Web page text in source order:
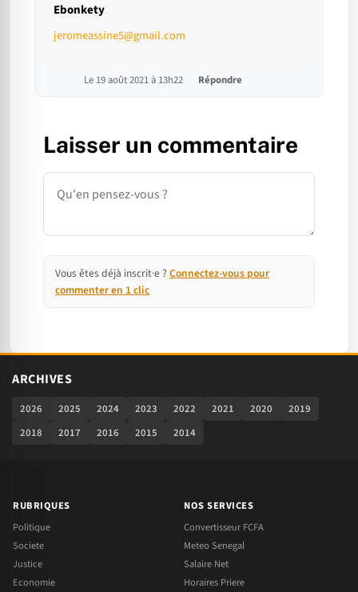
Ebonkety
jeromeassine5@gmail.com
Le 19 août 2021 à 13h22 Répondre
Laisser un commentaire
Commentaire
Vous êtes déjà inscrit·e ? Connectez-vous pour
commenter en 1 clic
ARCHIVES
2026 2025 2024 2023 2022 2021 2020
2019
2018
2017 2016 2015 2014
RUBRIQUES
Politique
Societe
Justice
Economie
NOS SERVICES
Convertisseur FCFA
Meteo Senegal
Salaire Net
Horaires Priere